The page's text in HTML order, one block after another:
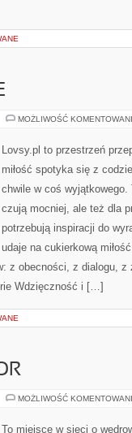
MOŻLIWOŚĆ
Lovsy.pl to przestrzeń
miłość spotyka się z
chwile w coś
czują mocniej, ale też dla
potrzebują inspiracji do
udaje na cukierkową
z obecności, z dialogu, z
Wdzięczność i […]
MOŻLIWOŚĆ
To miejsce w sieci o